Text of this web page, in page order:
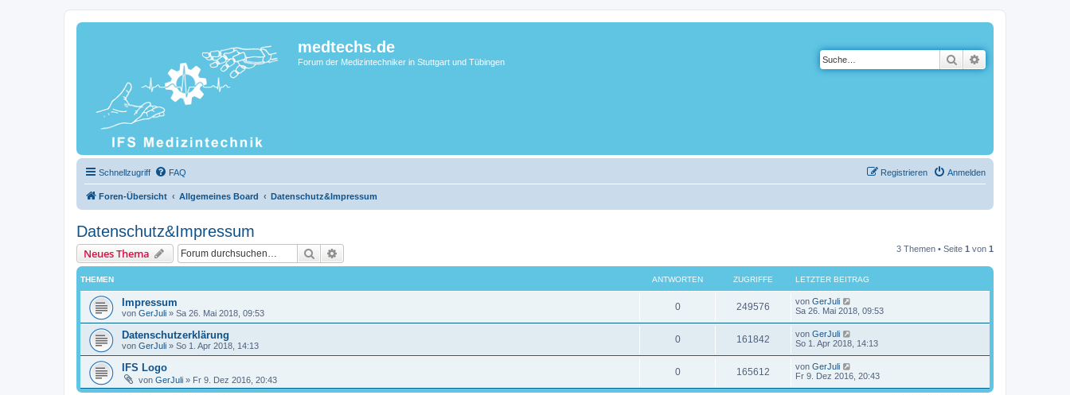
medtechs.de
Forum der Medizintechniker in Stuttgart und Tübingen Suche
Schnellzugriff FAQ Anmelden
Registrieren
Foren-Übersicht Allgemeines Board Datenschutz&Impressum
Datenschutz&Impressum
Neues Thema Suche 3 Themen • Seite 1 von 1
THEMEN ANTWORTEN ZUGRIFFE LETZTER BEITRAG
Impressum
von GerJuli » Sa 26. Mai 2018, 09:53
0 249576 von GerJuli
Sa 26. Mai 2018, 09:53
Datenschutzerklärung
von GerJuli » So 1. Apr 2018, 14:13
0 161842 von GerJuli
So 1. Apr 2018, 14:13
IFS Logo
von GerJuli » Fr 9. Dez 2016, 20:43
0 165612 von GerJuli
Fr 9. Dez 2016, 20:43